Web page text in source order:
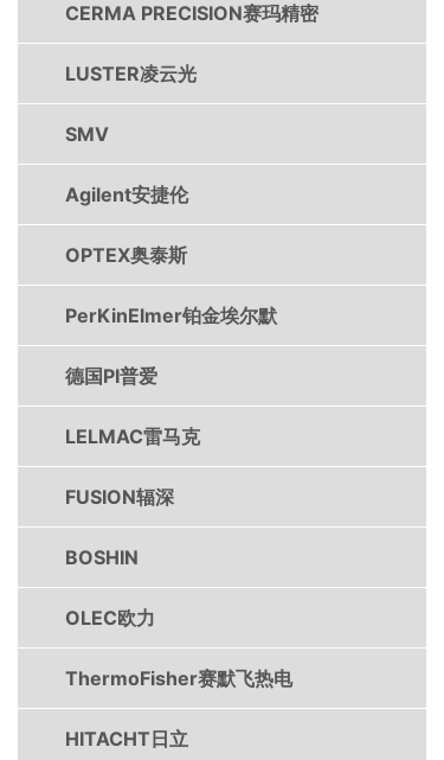
CERMA PRECISION赛玛精密
LUSTER凌云光
SMV
Agilent安捷伦
OPTEX奥泰斯
PerKinElmer铂金埃尔默
德国PI普爱
LELMAC雷马克
FUSION辐深
BOSHIN
OLEC欧力
ThermoFisher赛默飞热电
HITACHT日立